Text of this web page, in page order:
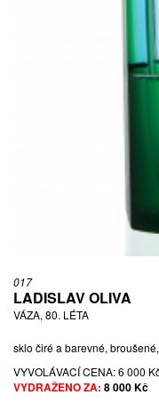
017
LADISLAV OLIVA
VÁZA, 80. LÉTA
sklo čiré a barevné,
VYVOLÁVACÍ CENA:6 000
VYDRAŽENO ZA: 8 000 Kč